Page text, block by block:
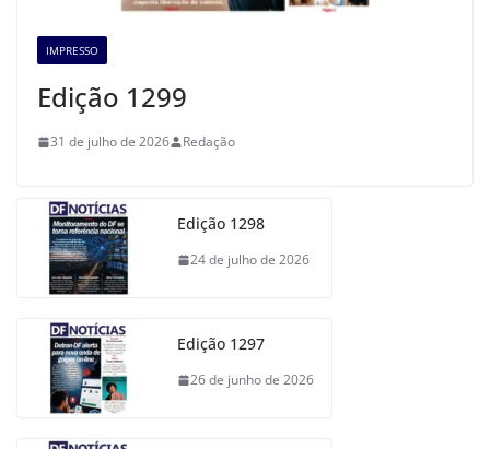
IMPRESSO
Edição 1299
31 de julho de 2026 Redação
Edição 1298
24 de julho de 2026
Edição 1297
26 de junho de 2026